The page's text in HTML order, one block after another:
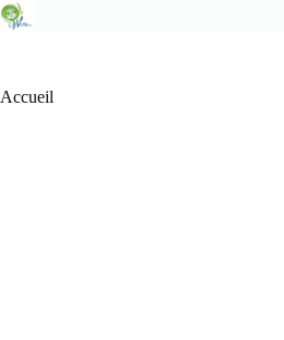
Accueil